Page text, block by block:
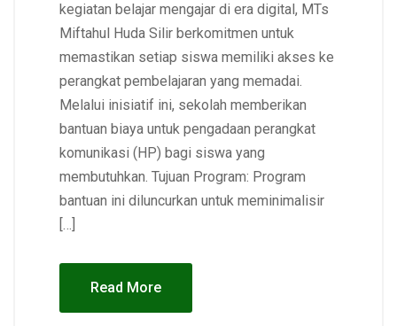
kegiatan belajar mengajar di era digital, MTs
Miftahul Huda Silir berkomitmen untuk
memastikan setiap siswa memiliki akses ke
perangkat pembelajaran yang memadai.
Melalui inisiatif ini, sekolah memberikan
bantuan biaya untuk pengadaan perangkat
komunikasi (HP) bagi siswa yang
membutuhkan. Tujuan Program: Program
bantuan ini diluncurkan untuk meminimalisir
[…]
Read More